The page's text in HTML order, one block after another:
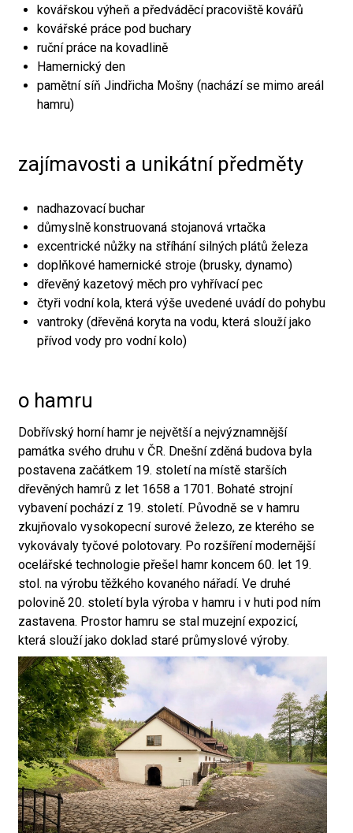
kovářskou výheň a předváděcí pracoviště kovářů
kovářské práce pod buchary
ruční práce na kovadlině
Hamernický den
pamětní síň Jindřicha Mošny (nachází se mimo areál
hamru)
zajímavosti a unikátní předměty
nadhazovací buchar
důmyslně konstruovaná stojanová vrtačka
excentrické nůžky na stříhání silných plátů železa
doplňkové hamernické stroje (brusky, dynamo)
dřevěný kazetový měch pro vyhřívací pec
čtyři vodní kola, která výše uvedené uvádí do pohybu
vantroky (dřevěná koryta na vodu, která slouží jako
přívod vody pro vodní kolo)
o hamru
Dobřívský horní hamr je největší a nejvýznamnější
památka svého druhu v ČR. Dnešní zděná budova byla
postavena začátkem 19. století na místě starších
dřevěných hamrů z let 1658 a 1701. Bohaté strojní
vybavení pochází z 19. století. Původně se v hamru
zkujňovalo vysokopecní surové železo, ze kterého se
vykovávaly tyčové polotovary. Po rozšíření modernější
ocelářské technologie přešel hamr koncem 60. let 19.
stol. na výrobu těžkého kovaného nářadí. Ve druhé
polovině 20. století byla výroba v hamru i v huti pod ním
zastavena. Prostor hamru se stal muzejní expozicí,
která slouží jako doklad staré průmyslové výroby.